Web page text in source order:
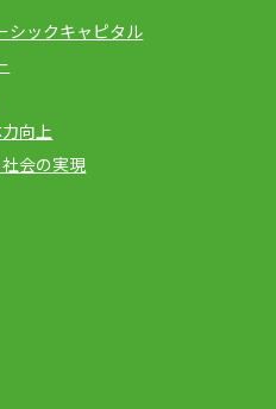
シックキャピタル
向上
会の実現